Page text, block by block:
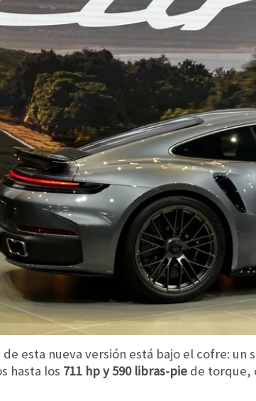
de esta nueva versión está bajo el cofre: un
hasta los 711 hp y 590 libras-pie de torque,